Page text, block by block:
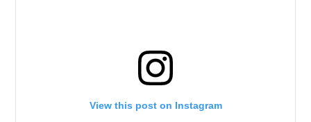
View this post on Instagram